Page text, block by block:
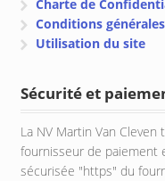
Charte de
Conditions
Utilisation du site
Sécurité et
La NV Martin Van
fournisseur de paiement
sécurisée "https" du